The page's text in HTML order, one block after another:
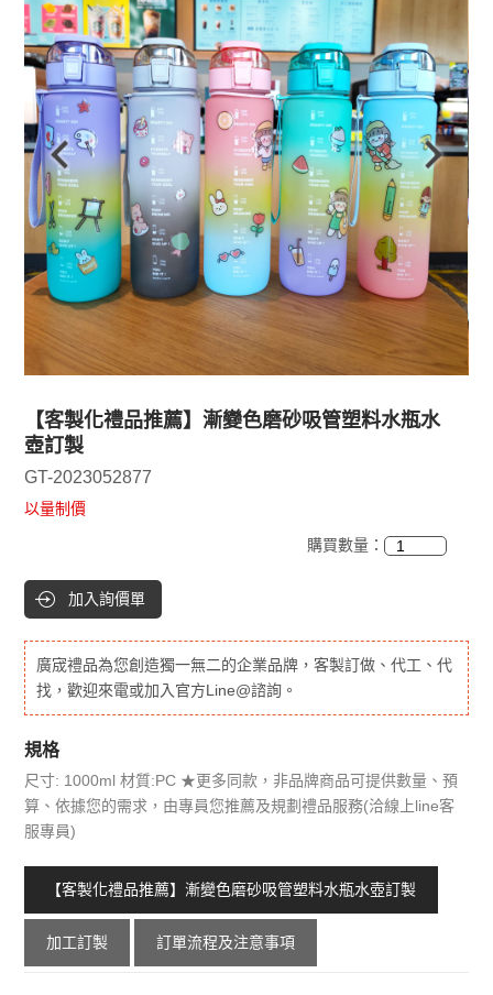
【客製化禮品推薦】漸變色磨砂吸管塑料水瓶水
壺訂製
GT-2023052877
以量制價
購買數量：
加入詢價單
廣宬禮品為您創造獨一無二的企業品牌，客製訂做、代工、代
找，歡迎來電或加入官方Line@諮詢。
規格
尺寸: 1000ml 材質:PC ★更多同款，非品牌商品可提供數量、預
算、依據您的需求，由專員您推薦及規劃禮品服務(洽線上line客
服專員)
【客製化禮品推薦】漸變色磨砂吸管塑料水瓶水壺訂製
加工訂製 訂單流程及注意事項